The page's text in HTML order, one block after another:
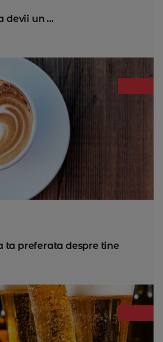
devii un ...
ta preferata despre tine